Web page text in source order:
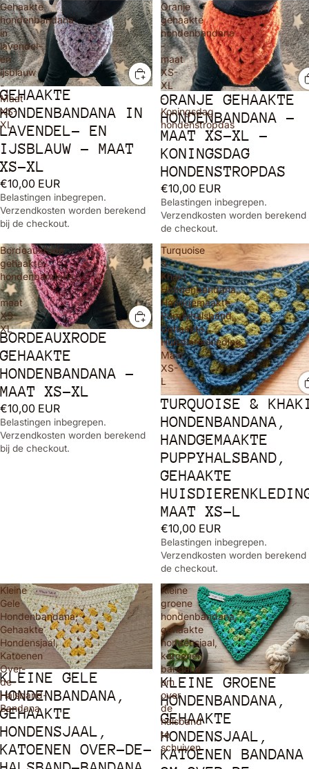
Gehaakte
hondenbandana
in
lavendel-
en
ijsblauw
-
Maat
XS-
XL
GEHAAKTE
HONDENBANDANA IN
LAVENDEL- EN
IJSBLAUW - MAAT
XS-XL
€10,00 EUR
Belastingen inbegrepen.
Verzendkosten worden berekend
bij de checkout.
Oranje
gehaakte
hondenbandana
-
maat
XS-
XL
-
Koningsdag
hondenstropdas
ORANJE GEHAAKTE
HONDENBANDANA -
MAAT XS-XL -
KONINGSDAG
HONDENSTROPDAS
€10,00 EUR
Belastingen inbegrepen.
Verzendkosten worden berekend
de checkout.
Bordeauxrode
gehaakte
hondenbandana
-
maat
XS-
XL
BORDEAUXRODE
GEHAAKTE
HONDENBANDANA -
MAAT XS-XL
€10,00 EUR
Belastingen inbegrepen.
Verzendkosten worden berekend
bij de checkout.
Turquoise
&
Khaki
Hondenbandana,
Handgemaakte
Puppyhalsband,
Gehaakte
Huisdierenkleding,
Maat
XS-
L
TURQUOISE &
HONDENBANDANA,
HANDGEMAAKTE
PUPPYHALSBAND,
GEHAAKTE
MAAT XS-L
€10,00 EUR
Belastingen inbegrepen.
Verzendkosten worden berekend
de checkout.
Kleine
Gele
Hondenbandana,
Gehaakte
Hondensjaal,
Katoenen
Over-
de-
Halsband-
Bandana
KLEINE GELE
HONDENBANDANA,
GEHAAKTE
HONDENSJAAL,
KATOENEN OVER-DE-
Kleine
groene
hondenbandana,
gehaakte
hondensjaal,
katoenen
bandana
om
over
de
halsband
te
schuiven
KLEINE GROENE
HONDENBANDANA,
GEHAAKTE
HONDENSJAAL,
KATOENEN BANDANA